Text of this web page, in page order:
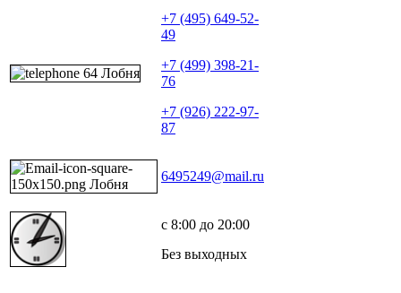
+7 (495) 649-52-
49
+7 (499) 398-21-
76
+7 (926) 222-97-
87
6495249@mail.ru
с 8:00 до 20:00
Без выходных